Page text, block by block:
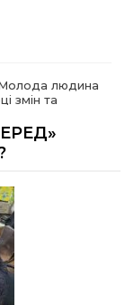
людина
змін та
допомогу 4
та статус